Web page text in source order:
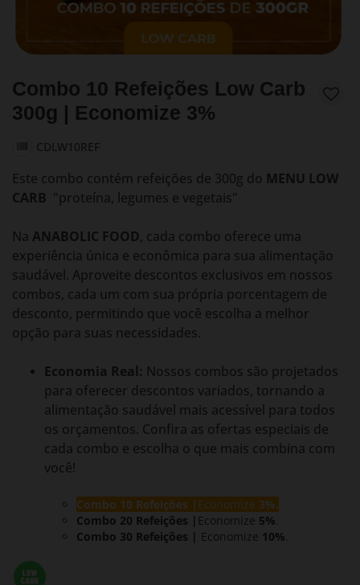
Combo 10 Refeições Low Carb
300g | Economize 3%
CDLW10REF
Este combo contém refeições de 300g do MENU LOW
CARB "proteína, legumes e vegetais"
Na ANABOLIC FOOD, cada combo oferece uma
experiência única e econômica para sua alimentação
saudável. Aproveite descontos exclusivos em nossos
combos, cada um com sua própria porcentagem de
desconto, permitindo que você escolha a melhor
opção para suas necessidades.
Economia Real: Nossos combos são projetados
para oferecer descontos variados, tornando a
alimentação saudável mais acessível para todos
os orçamentos. Confira as ofertas especiais de
cada combo e escolha o que mais combina com
você!
Combo 10 Refeições | Economize 3%.
Combo 20 Refeições | Economize 5%
Combo 30 Refeições | Economize 10%